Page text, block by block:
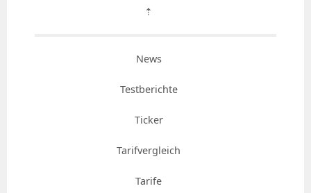
⇡
News
Testberichte
Ticker
Tarifvergleich
Tarife